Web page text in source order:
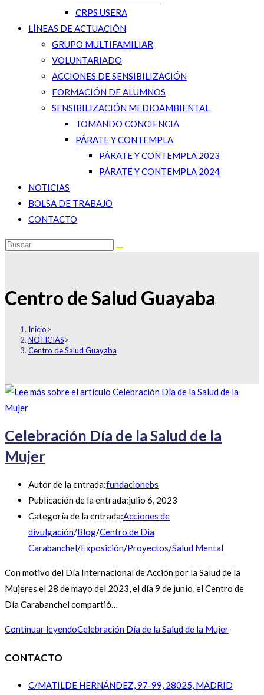
CRPS USERA
LÍNEAS DE ACTUACIÓN
GRUPO MULTIFAMILIAR
VOLUNTARIADO
ACCIONES DE SENSIBILIZACIÓN
FORMACIÓN DE ALUMNOS
SENSIBILIZACIÓN MEDIOAMBIENTAL
TOMANDO CONCIENCIA
PÁRATE Y CONTEMPLA
PÁRATE Y CONTEMPLA 2023
PÁRATE Y CONTEMPLA 2024
NOTICIAS
BOLSA DE TRABAJO
CONTACTO
Centro de Salud Guayaba
Inicio>
NOTICIAS>
Centro de Salud Guayaba
Celebración Día de la Salud de la
Mujer
Autor de la entrada:fundacionebs
Publicación de la entrada:julio 6, 2023
Categoría de la entrada:Acciones de
divulgación/Blog/Centro de Día
Carabanchel/Exposición/Proyectos/Salud Mental
Con motivo del Día Internacional de Acción por la Salud de la
Mujeres el 28 de mayo del 2023, el día 9 de junio, el Centro de
Día Carabanchel compartió…
Continuar leyendoCelebración Día de la Salud de la Mujer
CONTACTO
C/MATILDE HERNÁNDEZ, 97-99, 28025, MADRID